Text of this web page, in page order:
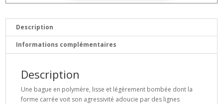
Bague
Description
Informations complémentaires
Description
Une bague en polymère, lisse et légèrement bombée dont la
forme carrée voit son agressivité adoucie par des lignes